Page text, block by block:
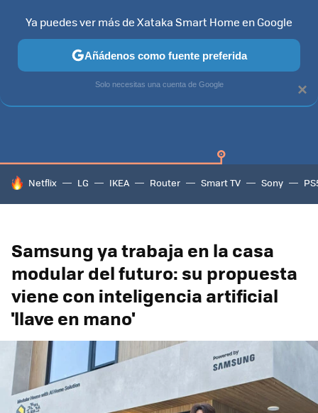
SAMSUNG SMART TV TIZEN SAMSUNG
HOY SE HABLA DE
Netflix LG IKEA Router Smart TV Sony
Samsung ya trabaja en la casa
modular del futuro: su propuesta
viene con inteligencia artificial
'llave en mano'
×
Ya puedes ver más de Xataka Smart Home en Google
Añádenos como fuente preferida
Solo necesitas una cuenta de Google